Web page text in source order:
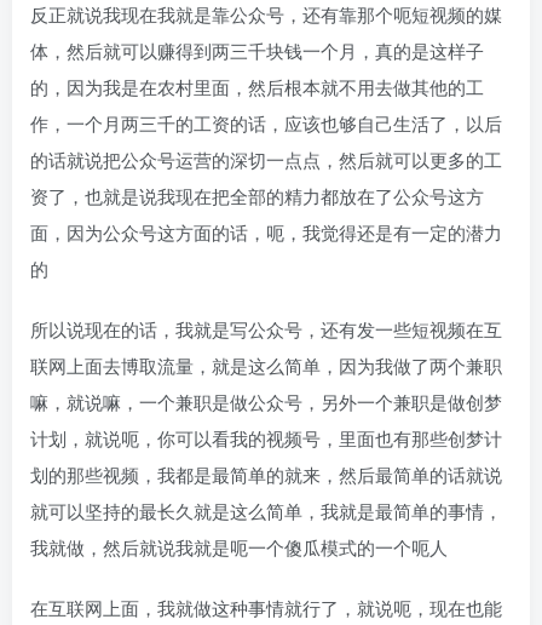
反正就说我现在我就是靠公众号，还有靠那个呃短视频的媒
体，然后就可以赚得到两三千块钱一个月，真的是这样子
的，因为我是在农村里面，然后根本就不用去做其他的工
作，一个月两三千的工资的话，应该也够自己生活了，以后
的话就说把公众号运营的深切一点点，然后就可以更多的工
资了，也就是说我现在把全部的精力都放在了公众号这方
面，因为公众号这方面的话，呃，我觉得还是有一定的潜力
的
所以说现在的话，我就是写公众号，还有发一些短视频在互
联网上面去博取流量，就是这么简单，因为我做了两个兼职
嘛，就说嘛，一个兼职是做公众号，另外一个兼职是做创梦
计划，就说呃，你可以看我的视频号，里面也有那些创梦计
划的那些视频，我都是最简单的就来，然后最简单的话就说
就可以坚持的最长久就是这么简单，我就是最简单的事情，
我就做，然后就说我就是呃一个傻瓜模式的一个呃人
在互联网上面，我就做这种事情就行了，就说呃，现在也能